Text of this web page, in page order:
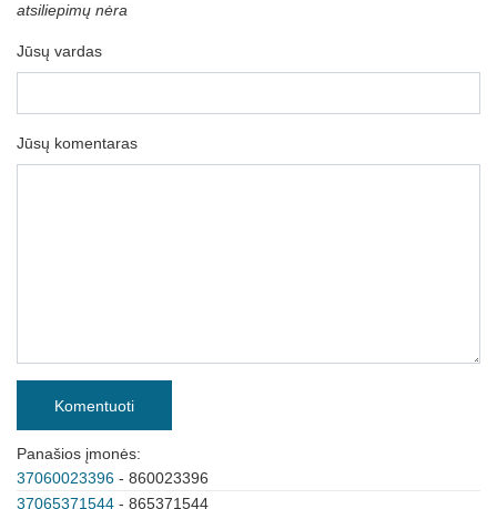
atsiliepimų nėra
Jūsų vardas
Jūsų komentaras
Komentuoti
Panašios įmonės:
37060023396 - 860023396
37065371544 - 865371544